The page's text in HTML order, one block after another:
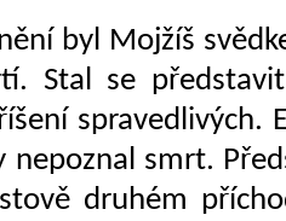
byl Mojžíš
Stal se
spra­vedlivých.
nepoznal smrt.
druhém